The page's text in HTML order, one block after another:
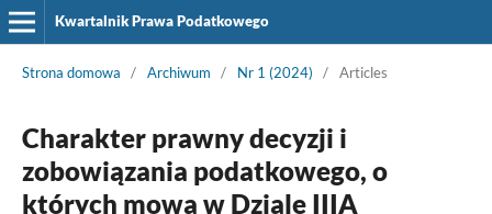
Kwartalnik Prawa Podatkowego
Strona domowa / Archiwum / Nr 1 (2024) / Articles
Charakter prawny decyzji i
zobowiązania podatkowego, o
których mowa w Dziale IIIA